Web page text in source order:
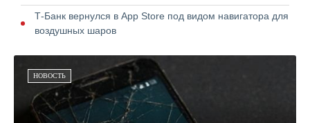
Т-Банк вернулся в App Store под видом навигатора для
воздушных шаров
НОВОСТЬ